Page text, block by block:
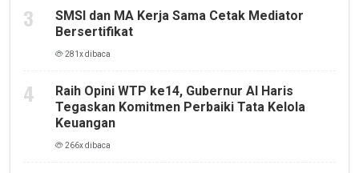
SMSI dan MA Kerja Sama Cetak Mediator
Bersertifikat
281x dibaca
Raih Opini WTP ke14, Gubernur Al Haris
Tegaskan Komitmen Perbaiki Tata Kelola
Keuangan
266x dibaca